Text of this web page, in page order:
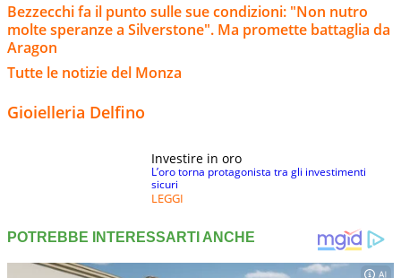
Bezzecchi fa il punto sulle sue condizioni: "Non nutro
molte speranze a Silverstone". Ma promette battaglia da
Aragon
Tutte le notizie del Monza
Gioielleria Delfino
Investire in oro
L’oro torna protagonista tra gli investimenti
sicuri
LEGGI